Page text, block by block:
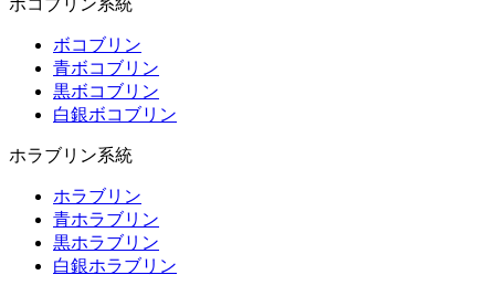
ボコブリン系統
ボコブリン
青ボコブリン
黒ボコブリン
白銀ボコブリン
ホラブリン系統
ホラブリン
青ホラブリン
黒ホラブリン
白銀ホラブリン